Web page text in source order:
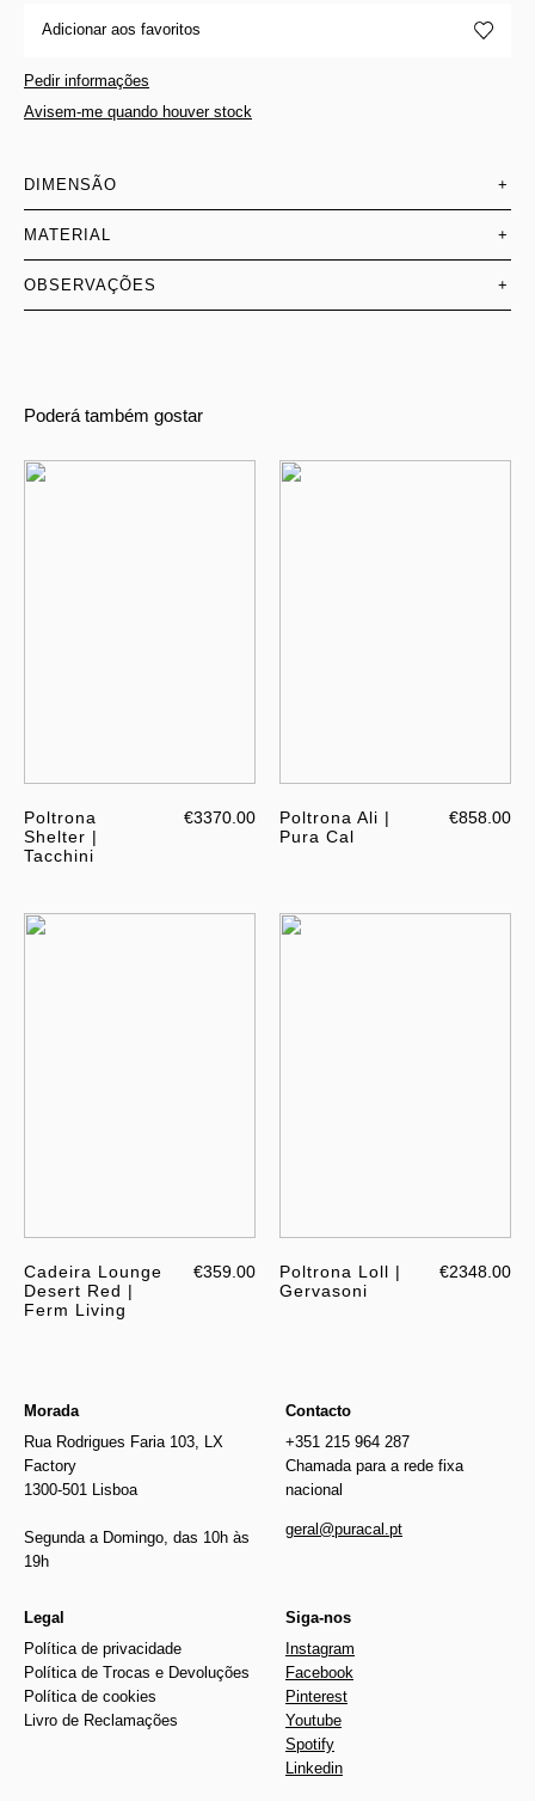
Adicionar aos favoritos
Pedir informações
Avisem-me quando houver stock
DIMENSÃO +
MATERIAL +
OBSERVAÇÕES +
Poderá também gostar
Poltrona
Shelter |
Tacchini
€3370.00
Poltrona Ali |
Pura Cal
€858.00
Cadeira Lounge
Desert Red |
Ferm Living
€359.00
Poltrona Loll |
Gervasoni
€2348.00
Morada
Rua Rodrigues Faria 103, LX
Factory
1300-501 Lisboa
Segunda a Domingo, das 10h às
19h
Contacto
+351 215 964 287
Chamada para a rede fixa
nacional
geral@puracal.pt
Legal
Política de privacidade
Política de Trocas e Devoluções
Política de cookies
Livro de Reclamações
Siga-nos
Instagram
Facebook
Pinterest
Youtube
Spotify
Linkedin